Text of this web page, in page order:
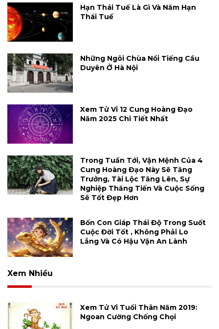
Hạn Thái Tuế Là Gì Và Năm Hạn
Thái Tuế
Những Ngôi Chùa Nổi Tiếng Cầu
Duyên Ở Hà Nội
Xem Tử Vi 12 Cung Hoàng Đạo
Năm 2025 Chi Tiết Nhất
Trong Tuần Tới, Vận Mệnh Của 4
Cung Hoàng Đạo Này Sẽ Tăng
Trưởng, Tài Lộc Tăng Lên, Sự
Nghiệp Thăng Tiến Và Cuộc Sống
Sẽ Tốt Đẹp Hơn
Bốn Con Giáp Thái Độ Trong Suốt
Cuộc Đời Tốt , Không Phải Lo
Lắng Và Có Hậu Vận An Lành
Xem Nhiều
Xem Tử Vi Tuổi Thân Năm 2019:
Ngoan Cường Chống Chọi